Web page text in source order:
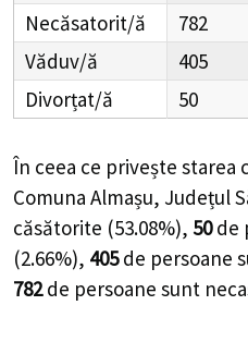
Necăsatorit/ă
782
Văduv/ă
405
Divorțat/ă
50
În ceea ce privește starea
Comuna Almașu, Județul
căsătorite (53.08%), 50 de
(2.66%), 405 de persoane
782 de persoane sunt